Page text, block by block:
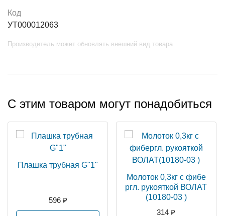
Код
УТ000012063
Производитель может обновлять внешний вид товара
С этим товаром могут понадобиться
Плашка трубная G"1"
596 ₽
Молоток 0,3кг с фибе
ргл. рукояткой ВОЛАТ
(10180-03 )
314 ₽